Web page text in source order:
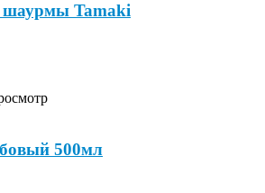
шаурмы Tamaki
500мл